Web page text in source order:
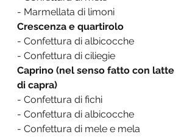
- Marmellata di limoni
Crescenza e quartirolo
- Confettura di albicocche
- Confettura di ciliegie
Caprino (nel senso fatto con latte
di capra)
- Confettura di fichi
- Confettura di albicocche
- Confettura di mele e mela